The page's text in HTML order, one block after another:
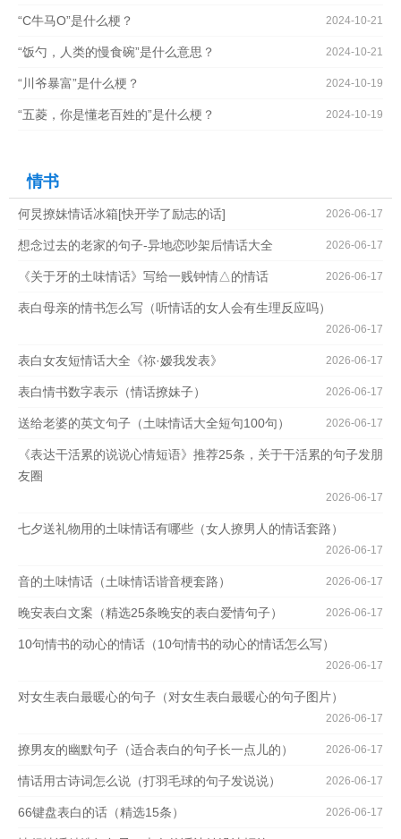
“C牛马O”是什么梗？ 2024-10-21
“饭勺，人类的慢食碗”是什么意思？ 2024-10-21
“川爷暴富”是什么梗？ 2024-10-19
“五菱，你是懂老百姓的”是什么梗？ 2024-10-19
情书
何炅撩妹情话冰箱[快开学了励志的话] 2026-06-17
想念过去的老家的句子-异地恋吵架后情话大全 2026-06-17
《关于牙的土味情话》写给一贱钟情△的情话 2026-06-17
表白母亲的情书怎么写（听情话的女人会有生理反应吗）
2026-06-17
表白女友短情话大全《祢·嫒我发表》 2026-06-17
表白情书数字表示（情话撩妹子） 2026-06-17
送给老婆的英文句子（土味情话大全短句100句） 2026-06-17
《表达干活累的说说心情短语》推荐25条，关于干活累的句子发朋
友圈
2026-06-17
七夕送礼物用的土味情话有哪些（女人撩男人的情话套路）
2026-06-17
音的土味情话（土味情话谐音梗套路） 2026-06-17
晚安表白文案（精选25条晚安的表白爱情句子） 2026-06-17
10句情书的动心的情话（10句情书的动心的情话怎么写）
2026-06-17
对女生表白最暖心的句子（对女生表白最暖心的句子图片）
2026-06-17
撩男友的幽默句子（适合表白的句子长一点儿的） 2026-06-17
情话用古诗词怎么说（打羽毛球的句子发说说） 2026-06-17
66键盘表白的话（精选15条） 2026-06-17